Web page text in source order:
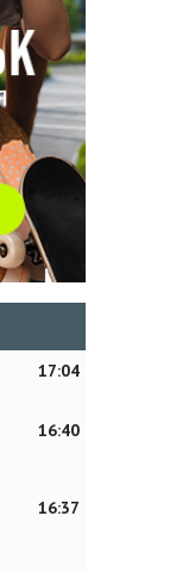
17:04
16:40
16:37